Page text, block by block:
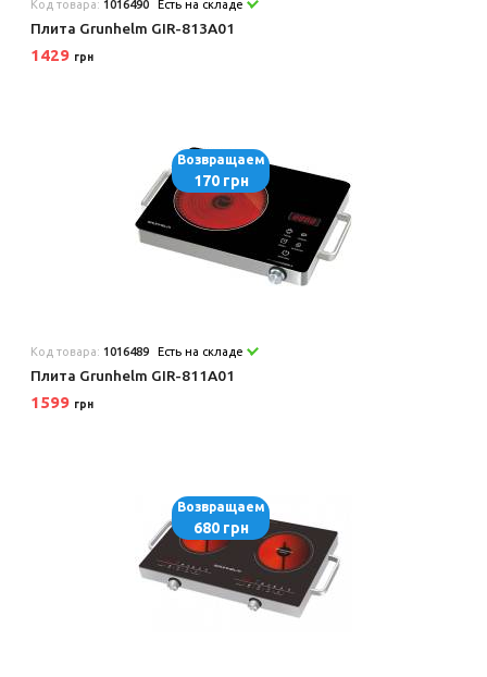
Код товара: 1016490 Есть на складе
Плита Grunhelm GIR-813A01
1429 грн
Возвращаем
170 грн
Код товара: 1016489 Есть на складе
Плита Grunhelm GIR-811A01
1599 грн
Возвращаем
680 грн